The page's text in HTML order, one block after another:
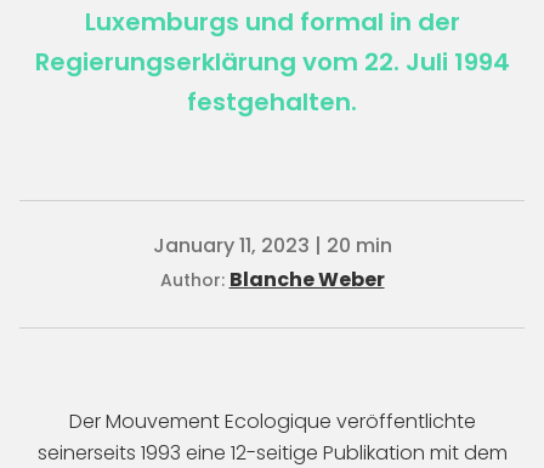
Luxemburgs und formal in der
Regierungserklärung vom 22. Juli 1994
festgehalten.
January 11, 2023 | 20 min
Author: Blanche Weber
Der Mouvement Ecologique veröffentlichte
seinerseits 1993 eine 12-seitige Publikation mit dem